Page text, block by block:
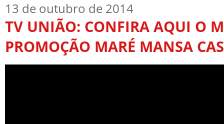
13 de outubro de 2014
TV UNIÃO: CONFIRA AQUI O
PROMOÇÃO MARÉ MANSA